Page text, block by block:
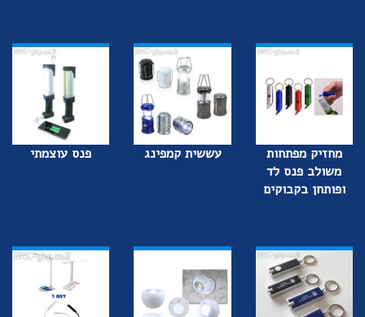
מחזיק מפתחות
משולב פנס לד
ופותחן בקבוקים
עששית קמפינג פנס עוצמתי